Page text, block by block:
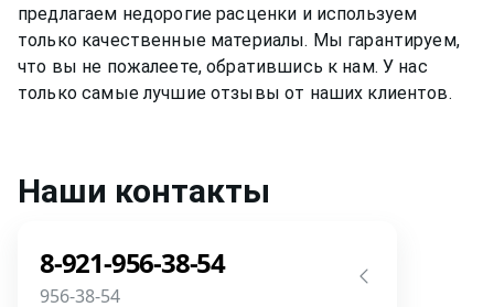
предлагаем недорогие расценки и используем
только качественные материалы. Мы гарантируем,
что вы не пожалеете, обратившись к нам. У нас
только самые лучшие отзывы от наших клиентов.
Наши контакты
8-921-956-38-54
956-38-54